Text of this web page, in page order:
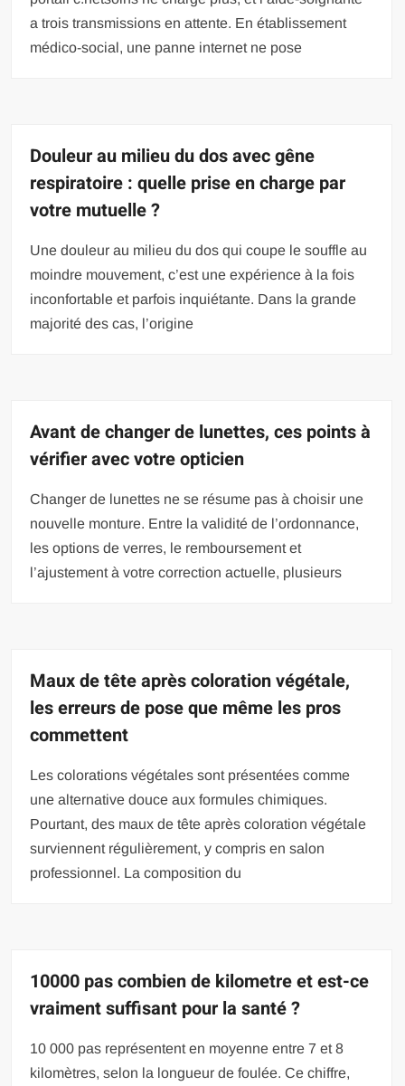
a trois transmissions en attente. En établissement
médico-social, une panne internet ne pose
Douleur au milieu du dos avec gêne
respiratoire : quelle prise en charge par
votre mutuelle ?
Une douleur au milieu du dos qui coupe le souffle au
moindre mouvement, c’est une expérience à la fois
inconfortable et parfois inquiétante. Dans la grande
majorité des cas, l’origine
Avant de changer de lunettes, ces points à
vérifier avec votre opticien
Changer de lunettes ne se résume pas à choisir une
nouvelle monture. Entre la validité de l’ordonnance,
les options de verres, le remboursement et
l’ajustement à votre correction actuelle, plusieurs
Maux de tête après coloration végétale,
les erreurs de pose que même les pros
commettent
Les colorations végétales sont présentées comme
une alternative douce aux formules chimiques.
Pourtant, des maux de tête après coloration végétale
surviennent régulièrement, y compris en salon
professionnel. La composition du
10000 pas combien de kilometre et est-ce
vraiment suffisant pour la santé ?
10 000 pas représentent en moyenne entre 7 et 8
kilomètres, selon la longueur de foulée. Ce chiffre,